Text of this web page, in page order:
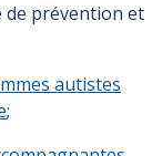
de prévention et
autistes
;